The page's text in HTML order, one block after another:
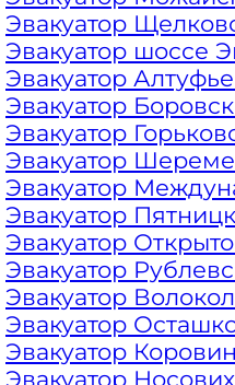
легковых
Эвакуатор
Эвакуатор шоссе
Эвакуатор
Эвакуатор
Эвакуатор
Эвакуатор
Эвакуатор
Эвакуатор
Эвакуатор
Эвакуатор
Эвакуатор
Эвакуатор
Эвакуатор
Эвакуатор